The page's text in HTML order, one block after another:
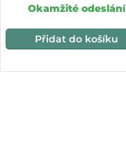
Okamžité odeslání
Přidat do košíku